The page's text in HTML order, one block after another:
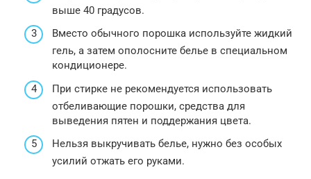
выше 40 градусов.
Вместо обычного порошка используйте жидкий
гель, а затем ополосните белье в специальном
кондиционере.
При стирке не рекомендуется использовать
отбеливающие порошки, средства для
выведения пятен и поддержания цвета.
Нельзя выкручивать белье, нужно без особых
усилий отжать его руками.